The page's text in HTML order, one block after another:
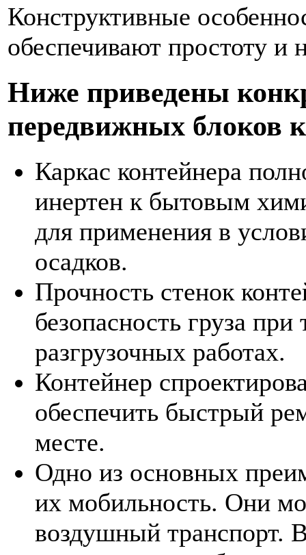
Конструктивные
обеспечивают простоту и
Ниже приведены
передвижных блоков
Каркас контейнера
инертен к бытовым
для применения в
осадков.
Прочность стенок
безопасность груза
разгрузочных работах.
Контейнер
обеспечить быстрый
месте.
Одно из основных
их мобильность. Они
воздушный транспорт.